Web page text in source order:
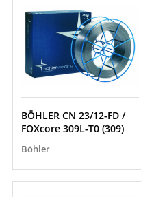
BÖHLER CN 23/12-FD /
FOXcore 309L-T0 (309)
Böhler